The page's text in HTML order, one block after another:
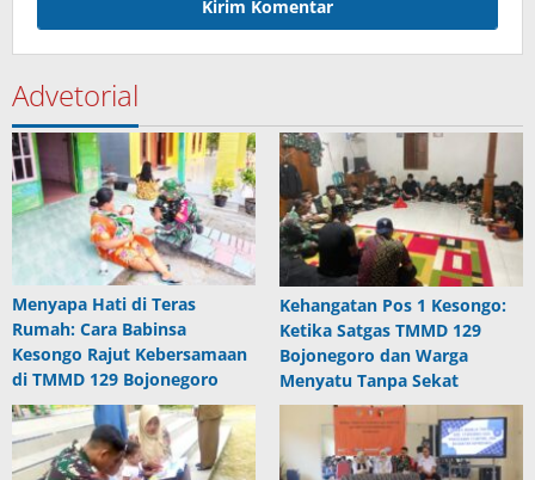
Advetorial
Menyapa Hati di Teras
Rumah: Cara Babinsa
Kesongo Rajut Kebersamaan
di TMMD 129 Bojonegoro
Kehangatan Pos 1 Kesongo:
Ketika Satgas TMMD 129
Bojonegoro dan Warga
Menyatu Tanpa Sekat